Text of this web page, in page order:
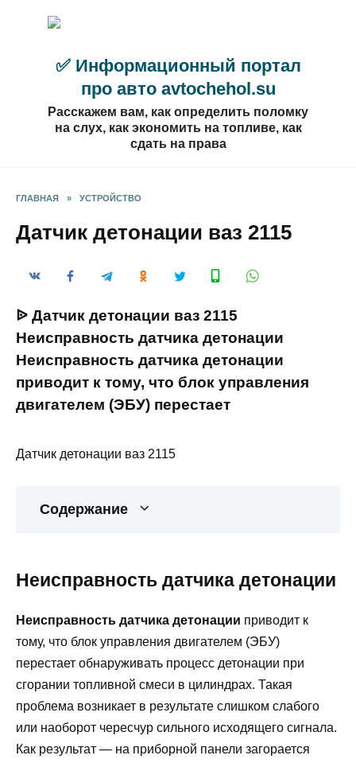
✅ Информационный портал
про авто avtochehol.su
Расскажем вам, как определить поломку
на слух, как экономить на топливе, как
сдать на права
ГЛАВНАЯ » УСТРОЙСТВО
Датчик детонации ваз 2115
ᐉ Датчик детонации ваз 2115
Неисправность датчика детонации
Неисправность датчика детонации
приводит к тому, что блок управления
двигателем (ЭБУ) перестает
Датчик детонации ваз 2115
Содержание
Неисправность датчика детонации
Неисправность датчика детонации приводит к
тому, что блок управления двигателем (ЭБУ)
перестает обнаруживать процесс детонации при
сгорании топливной смеси в цилиндрах. Такая
проблема возникает в результате слишком слабого
или наоборот чересчур сильного исходящего сигнала.
Как результат — на приборной панели загорается